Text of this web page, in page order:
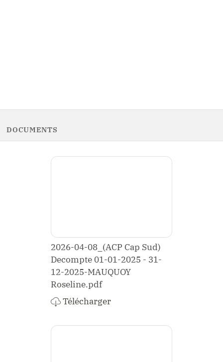
DOCUMENTS
2026-04-08_(ACP Cap Sud)
Decompte 01-01-2025 - 31-
12-2025-MAUQUOY
Roseline.pdf
Télécharger